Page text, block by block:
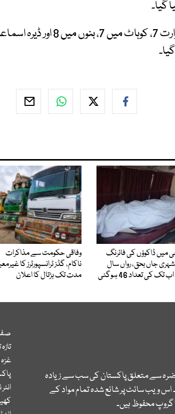
میں ڈاکوؤں کی فائرنگ
جاں بحق، رواں سال
تک کی تعداد 46 ہوگئی
وفاقی حکومت سے مذاکرات
ناکام، گڈز ٹرانسپورٹرز کا
مدت تک ہڑتال کا اعلان
سے متعلق پاکستان کی سب سے زیادہ
ویب سائٹ پر شائع شدہ تمام مواد کے
محفوظ ہیں۔
غزہ